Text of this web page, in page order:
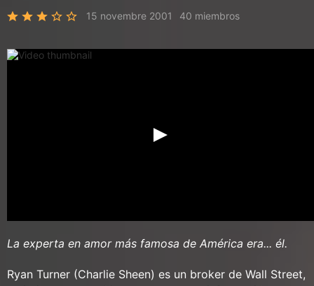
15 novembre 2001 40 miembros
La experta en amor más famosa de América era... él.
Ryan Turner (Charlie Sheen) es un broker de Wall Street,